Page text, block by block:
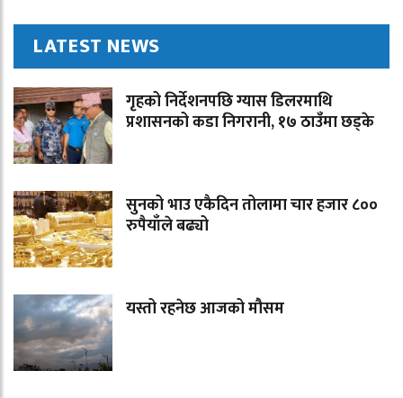
LATEST NEWS
गृहको निर्देशनपछि ग्यास डिलरमाथि
प्रशासनको कडा निगरानी, १७ ठाउँमा छड्के
सुनको भाउ एकैदिन तोलामा चार हजार ८००
रुपैयाँले बढ्यो
यस्तो रहनेछ आजको मौसम